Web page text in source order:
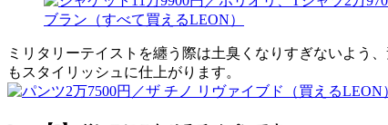
ミリタリーテイストを纏う際は土臭くなりすぎないよう
もスタイリッシュに仕上がります。